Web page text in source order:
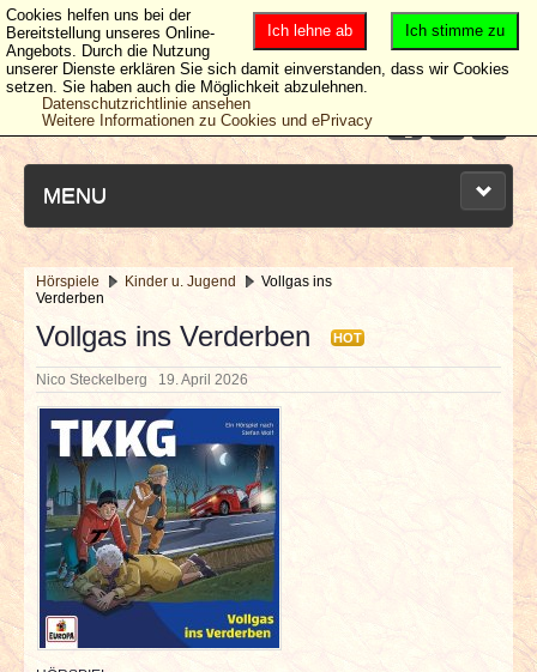
MENU
NEUESTE ARTIKEL
NEWS & DATES
BERICHTE
VERLOSUNGEN
INTERVIEWS
SPECIALS
Hörspiele Kinder u. Jugend
Vollgas ins
Verderben
Vollgas ins Verderben HOT
Nico Steckelberg 19. April 2026
Ich stimme zu
Ich lehne ab
Cookies helfen uns bei der
Bereitstellung unseres Online-
Angebots. Durch die Nutzung
unserer Dienste erklären Sie sich damit einverstanden, dass wir Cookies
setzen. Sie haben auch die Möglichkeit abzulehnen.
Datenschutzrichtlinie ansehen
Weitere Informationen zu Cookies und ePrivacy